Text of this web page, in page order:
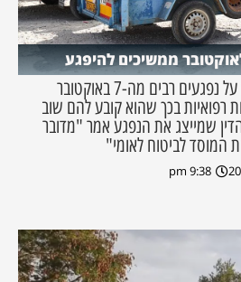
המוסד לביטוח לאומי כופה על נפגעים רבים מה-7 באוקטובר
רפואיות בכך שהוא קובע להם שוב
הדין שמייצג את הנפגע אמר "מדובר
המוסד לביטוח לאומי"
9:38 pm